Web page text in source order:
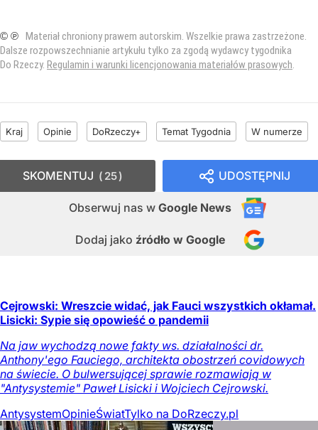
© ℗ Materiał chroniony prawem autorskim. Wszelkie prawa zastrzeżone.
Dalsze rozpowszechnianie artykułu tylko za zgodą wydawcy tygodnika
Do Rzeczy. Regulamin i warunki licencjonowania materiałów prasowych
Kraj Opinie DoRzeczy+ Temat Tygodnia W numerze
UDOSTĘPNIJ
Obserwuj nas w Google News
Dodaj jako źródło w Google
SKOMENTUJ 25
Cejrowski: Wreszcie widać, jak Fauci wszystkich okłamał.
Lisicki: Sypie się opowieść o pandemii
Na jaw wychodzą nowe fakty ws. działalności dr.
Anthony'ego Fauciego, architekta obostrzeń covidowych
na świecie. O bulwersującej sprawie rozmawiają w
"Antysystemie" Paweł Lisicki i Wojciech Cejrowski.
AntysystemOpinieŚwiatTylko na DoRzeczy.pl